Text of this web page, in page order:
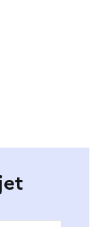
par email